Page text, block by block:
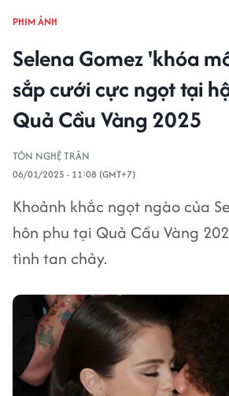
PHIM ẢNH
Selena Gomez 'khóa
sắp cưới cực ngọt tại
Quả Cầu Vàng 2025
TÔN NGHỆ TRÂN
06/01/2025 - 11:08 (GMT+7)
Khoảnh khắc ngọt ngào của
hôn phu tại Quả Cầu Vàng
tình tan chảy.